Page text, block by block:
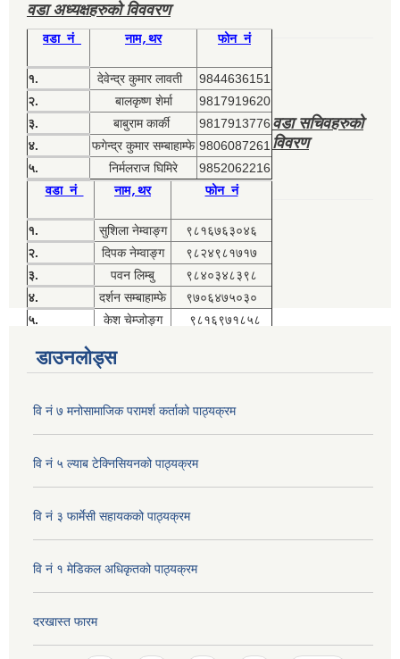
वडा अध्यक्षहरुको विववरण
वडा नं नाम,थर फोन नं
१. देवेन्द्र कुमार लावती
9844636151
२.
बालकृष्ण शेर्मा
9817919620
३.
बाबुराम कार्की
9817913776
४.
फगेन्द्र कुमार सम्बाहाम्फे 9806087261
५.
निर्मलराज घिमिरे 9852062216
वडा सचिवहरुको
विवरण
वडा नं नाम,थर फोन नं
१. सुशिला नेम्वाङ्ग
९८१६७६३०४६
२.
दिपक नेम्वाङ्ग
९८२४९८१७१७
३.
पवन लिम्बु
९८४०३४८३९८
४.
दर्शन सम्बाहाम्फे
९७०६४७५०३०
५.
केश चेम्जोङ्ग ९८१६९७१८५८
डाउनलोड्स
वि नं ७ मनोसामाजिक परामर्श कर्ताको पाठ्यक्रम
वि नं ५ ल्याब टेक्निसियनको पाठ्यक्रम
वि नं ३ फार्मेसी सहायकको पाठ्यक्रम
वि नं १ मेडिकल अधिकृतको पाठ्यक्रम
दरखास्त फारम